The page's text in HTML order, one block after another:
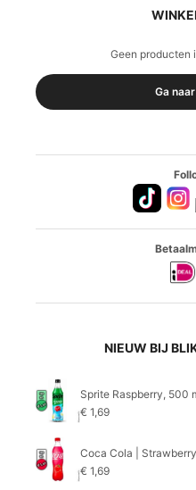
Geen producten
Ga
NIEUW BIJ
Sprite Raspberry, 500
€ 1,69
Coca Cola |
€ 1,69